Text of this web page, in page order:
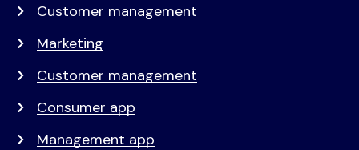
Customer management
Marketing
Customer management
Consumer app
Management app